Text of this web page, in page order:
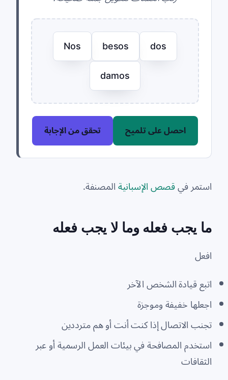
dos
besos
Nos
damos
احصل على تلميح تحقق من الإجابة
استمر فيقصص الإسبانيةالمصنفة.
ما يجب فعله وما لا يجب فعله
افعل
اتبع قيادة الشخص الآخر
اجعلها خفيفة وموجزة
تجنب الاتصال إذا كنت أنت أو هم مترددين
استخدم المصافحة في بيئات العمل الرسمية أو عبر
الثقافات